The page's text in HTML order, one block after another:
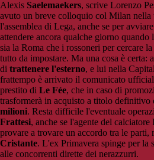
Alexis Saelemaekers, scrive Lorenzo
avuto un breve colloquio col Milan nella
l'assemblea di Lega, anche se per
attendere ancora qualche giorno quando
sia la Roma che i rossoneri per cercare
tutto da impostare. Ma una cosa è certa:
di trattenere l'esterno, e lui nella
frattempo è arrivato il comunicato
prestito di Le Fée, che in caso di
trasformerà in acquisto a titolo definitivo
milioni. Resta difficile l'eventuale
Frattesi, anche se l'agente del
provare a trovare un accordo tra le
Cristante. L'ex Primavera spinge per la
alle concorrenti dirette dei nerazzurri.